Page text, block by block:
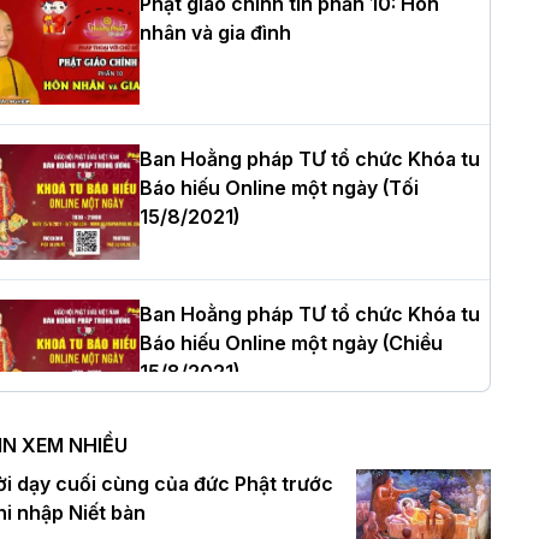
thượng Thích Quảng Tùng tái đắc
Trưởng BTS GHPGVN thành phố Hải
nhiệm kỳ 2026 – 2031
tọa Thích Tâm Chính được suy
tân Trưởng ban Trị sự GHPGVN tỉnh
Nội: Tăng Ni Trường hạ Bồ Đề trang
tác pháp Tiền an cư PL.2570 –
nhân và gia đình
Ban Hoằng pháp TƯ tổ chức Khóa tu
Báo hiếu Online một ngày (Tối
15/8/2021)
Ban Hoằng pháp TƯ tổ chức Khóa tu
Báo hiếu Online một ngày (Chiều
15/8/2021)
Ban Hoằng pháp TƯ tổ chức Khóa tu
Báo hiếu Online một ngày (Sáng
15/8/2021)
XEM NHIỀU
dạy cuối cùng của đức Phật trước
nhập Niết bàn